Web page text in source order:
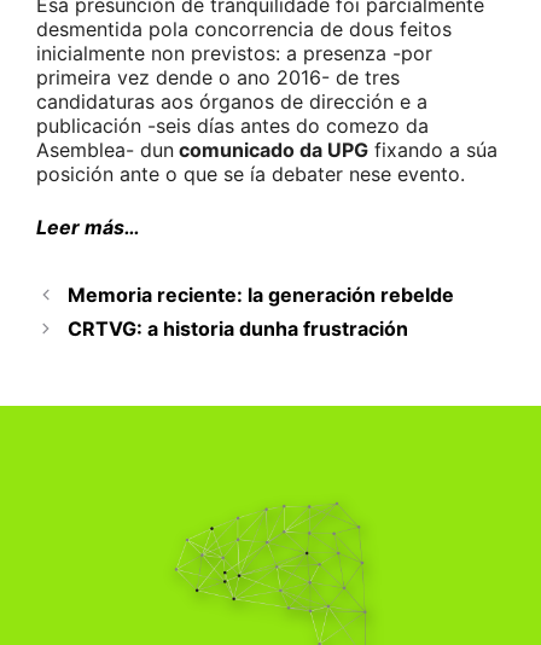
Esa presunción de tranquilidade foi parcialmente
desmentida pola concorrencia de dous feitos
inicialmente non previstos: a presenza -por
primeira vez dende o ano 2016- de tres
candidaturas aos órganos de dirección e a
publicación -seis días antes do comezo da
Asemblea- dun comunicado da UPG fixando a súa
posición ante o que se ía debater nese evento.
Leer más…
Memoria reciente: la generación rebelde
CRTVG: a historia dunha frustración